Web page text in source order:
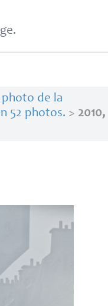
photo de la
52 photos. > 2010,